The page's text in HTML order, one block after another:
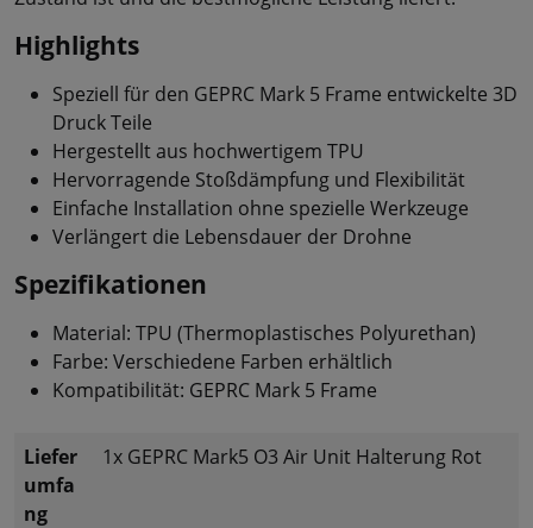
Highlights
Speziell für den GEPRC Mark 5 Frame entwickelte 3D
Druck Teile
Hergestellt aus hochwertigem TPU
Hervorragende Stoßdämpfung und Flexibilität
Einfache Installation ohne spezielle Werkzeuge
Verlängert die Lebensdauer der Drohne
Spezifikationen
Material: TPU (Thermoplastisches Polyurethan)
Farbe: Verschiedene Farben erhältlich
Kompatibilität: GEPRC Mark 5 Frame
Liefer
umfa
ng
1x GEPRC Mark5 O3 Air Unit Halterung Rot